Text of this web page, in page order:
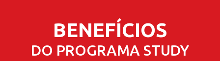
BENEFÍCIOS
DO PROGRAMA STUDY